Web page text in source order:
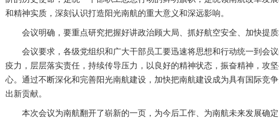
和精神实质，深刻认识打造阳光南航的重大意义和深远影响。
会议明确，要重点研究把握好讲政治顾大局、抓好航空安全、加快提质
会议要求，各级党组织和广大干部员工要迅速将思想和行动统一到会议
疫力，层层落实责任，持续传导压力，以良好的精神状态，振奋精神，攻
心。通过不断深化和完善阳光南航建设，加快把南航建设成为具有国际竞
出新贡献。
本次会议为南航翻开了崭新的一页，为今后工作、为南航未来发展确定
加
开
导
盲
模